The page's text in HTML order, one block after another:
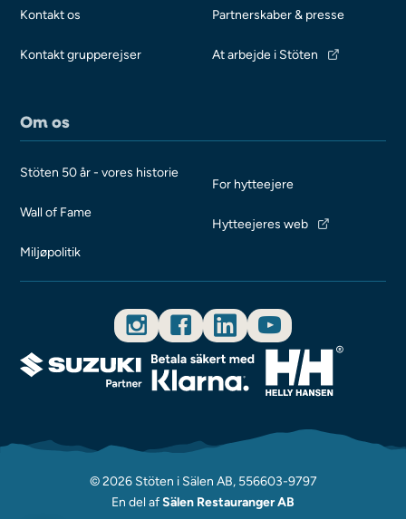
Kontakt os
Kontakt grupperejser
Partnerskaber & presse
At arbejde i Stöten
Om os
Stöten 50 år - vores historie
Wall of Fame
Miljøpolitik
For hytteejere
Hytteejeres web
© 2026 Stöten i Sälen AB, 556603-9797
En del afSälen Restauranger AB